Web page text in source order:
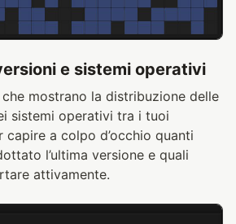
e sistemi operativi
mostrano la distribuzione delle
sistemi operativi tra i tuoi
a colpo d’occhio quanti
l’ultima versione e quali
attivamente.